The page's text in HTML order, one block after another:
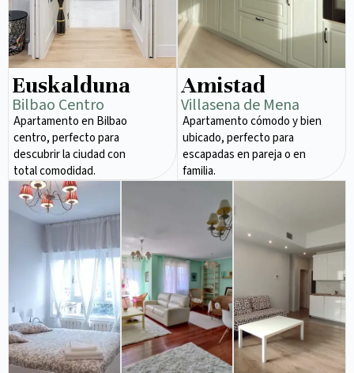
Euskalduna
Bilbao Centro
Apartamento en Bilbao
centro, perfecto para
descubrir la ciudad con
total comodidad.
Amistad
Villasena de Mena
Apartamento cómodo y bien
ubicado, perfecto para
escapadas en pareja o en
familia.